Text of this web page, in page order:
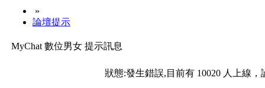
»
論壇提示
MyChat 數位男女 提示訊息
狀態:發生錯誤,目前有 10020 人上線